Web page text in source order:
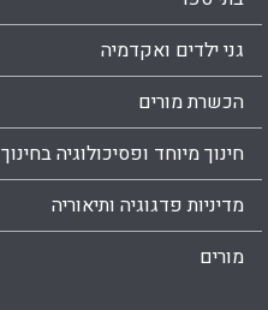
גני ילדים ואקדמיה
הכשרת מורים
חינוך מיוחד ופסיכולוגיה בחינוך
מדיניות פדגוגיה ותיאוריה
מורים